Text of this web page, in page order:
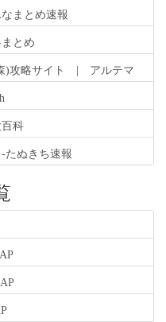
まとめ速報
とめ
)攻略サイト | アルテマ
科
ぬきち速報